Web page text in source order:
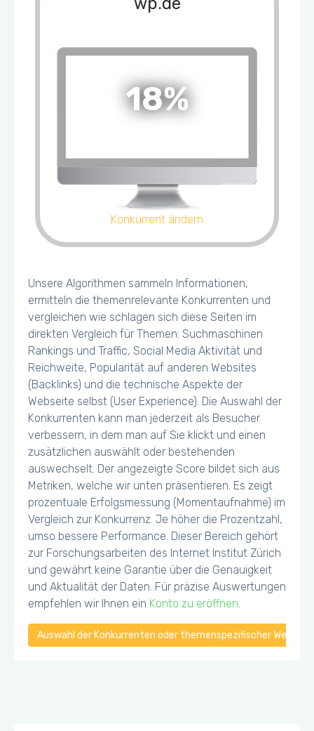
18%
Konkurrent ändern
Unsere Algorithmen sammeln Informationen,
ermitteln die themenrelevante Konkurrenten und
vergleichen wie schlagen sich diese Seiten im
direkten Vergleich für Themen: Suchmaschinen
Rankings und Traffic, Social Media Aktivität und
Reichweite, Popularität auf anderen Websites
(Backlinks) und die technische Aspekte der
Webseite selbst (User Experience). Die Auswahl der
Konkurrenten kann man jederzeit als Besucher
verbessern, in dem man auf Sie klickt und einen
zusätzlichen auswählt oder bestehenden
auswechselt. Der angezeigte Score bildet sich aus
Metriken, welche wir unten präsentieren. Es zeigt
prozentuale Erfolgsmessung (Momentaufnahme) im
Vergleich zur Konkurrenz. Je höher die Prozentzahl,
umso bessere Performance. Dieser Bereich gehört
zur Forschungsarbeiten des Internet Institut Zürich
und gewährt keine Garantie über die Genauigkeit
und Aktualität der Daten. Für präzise Auswertungen
empfehlen wir Ihnen ein Konto zu eröffnen.
Auswahl der Konkurrenten oder themenspezifischer